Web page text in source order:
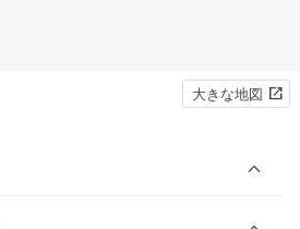
大きな地図